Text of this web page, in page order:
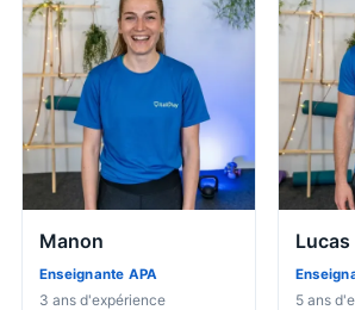
Manon
Enseignante APA
3 ans d'expérience
Lucas
5 ans